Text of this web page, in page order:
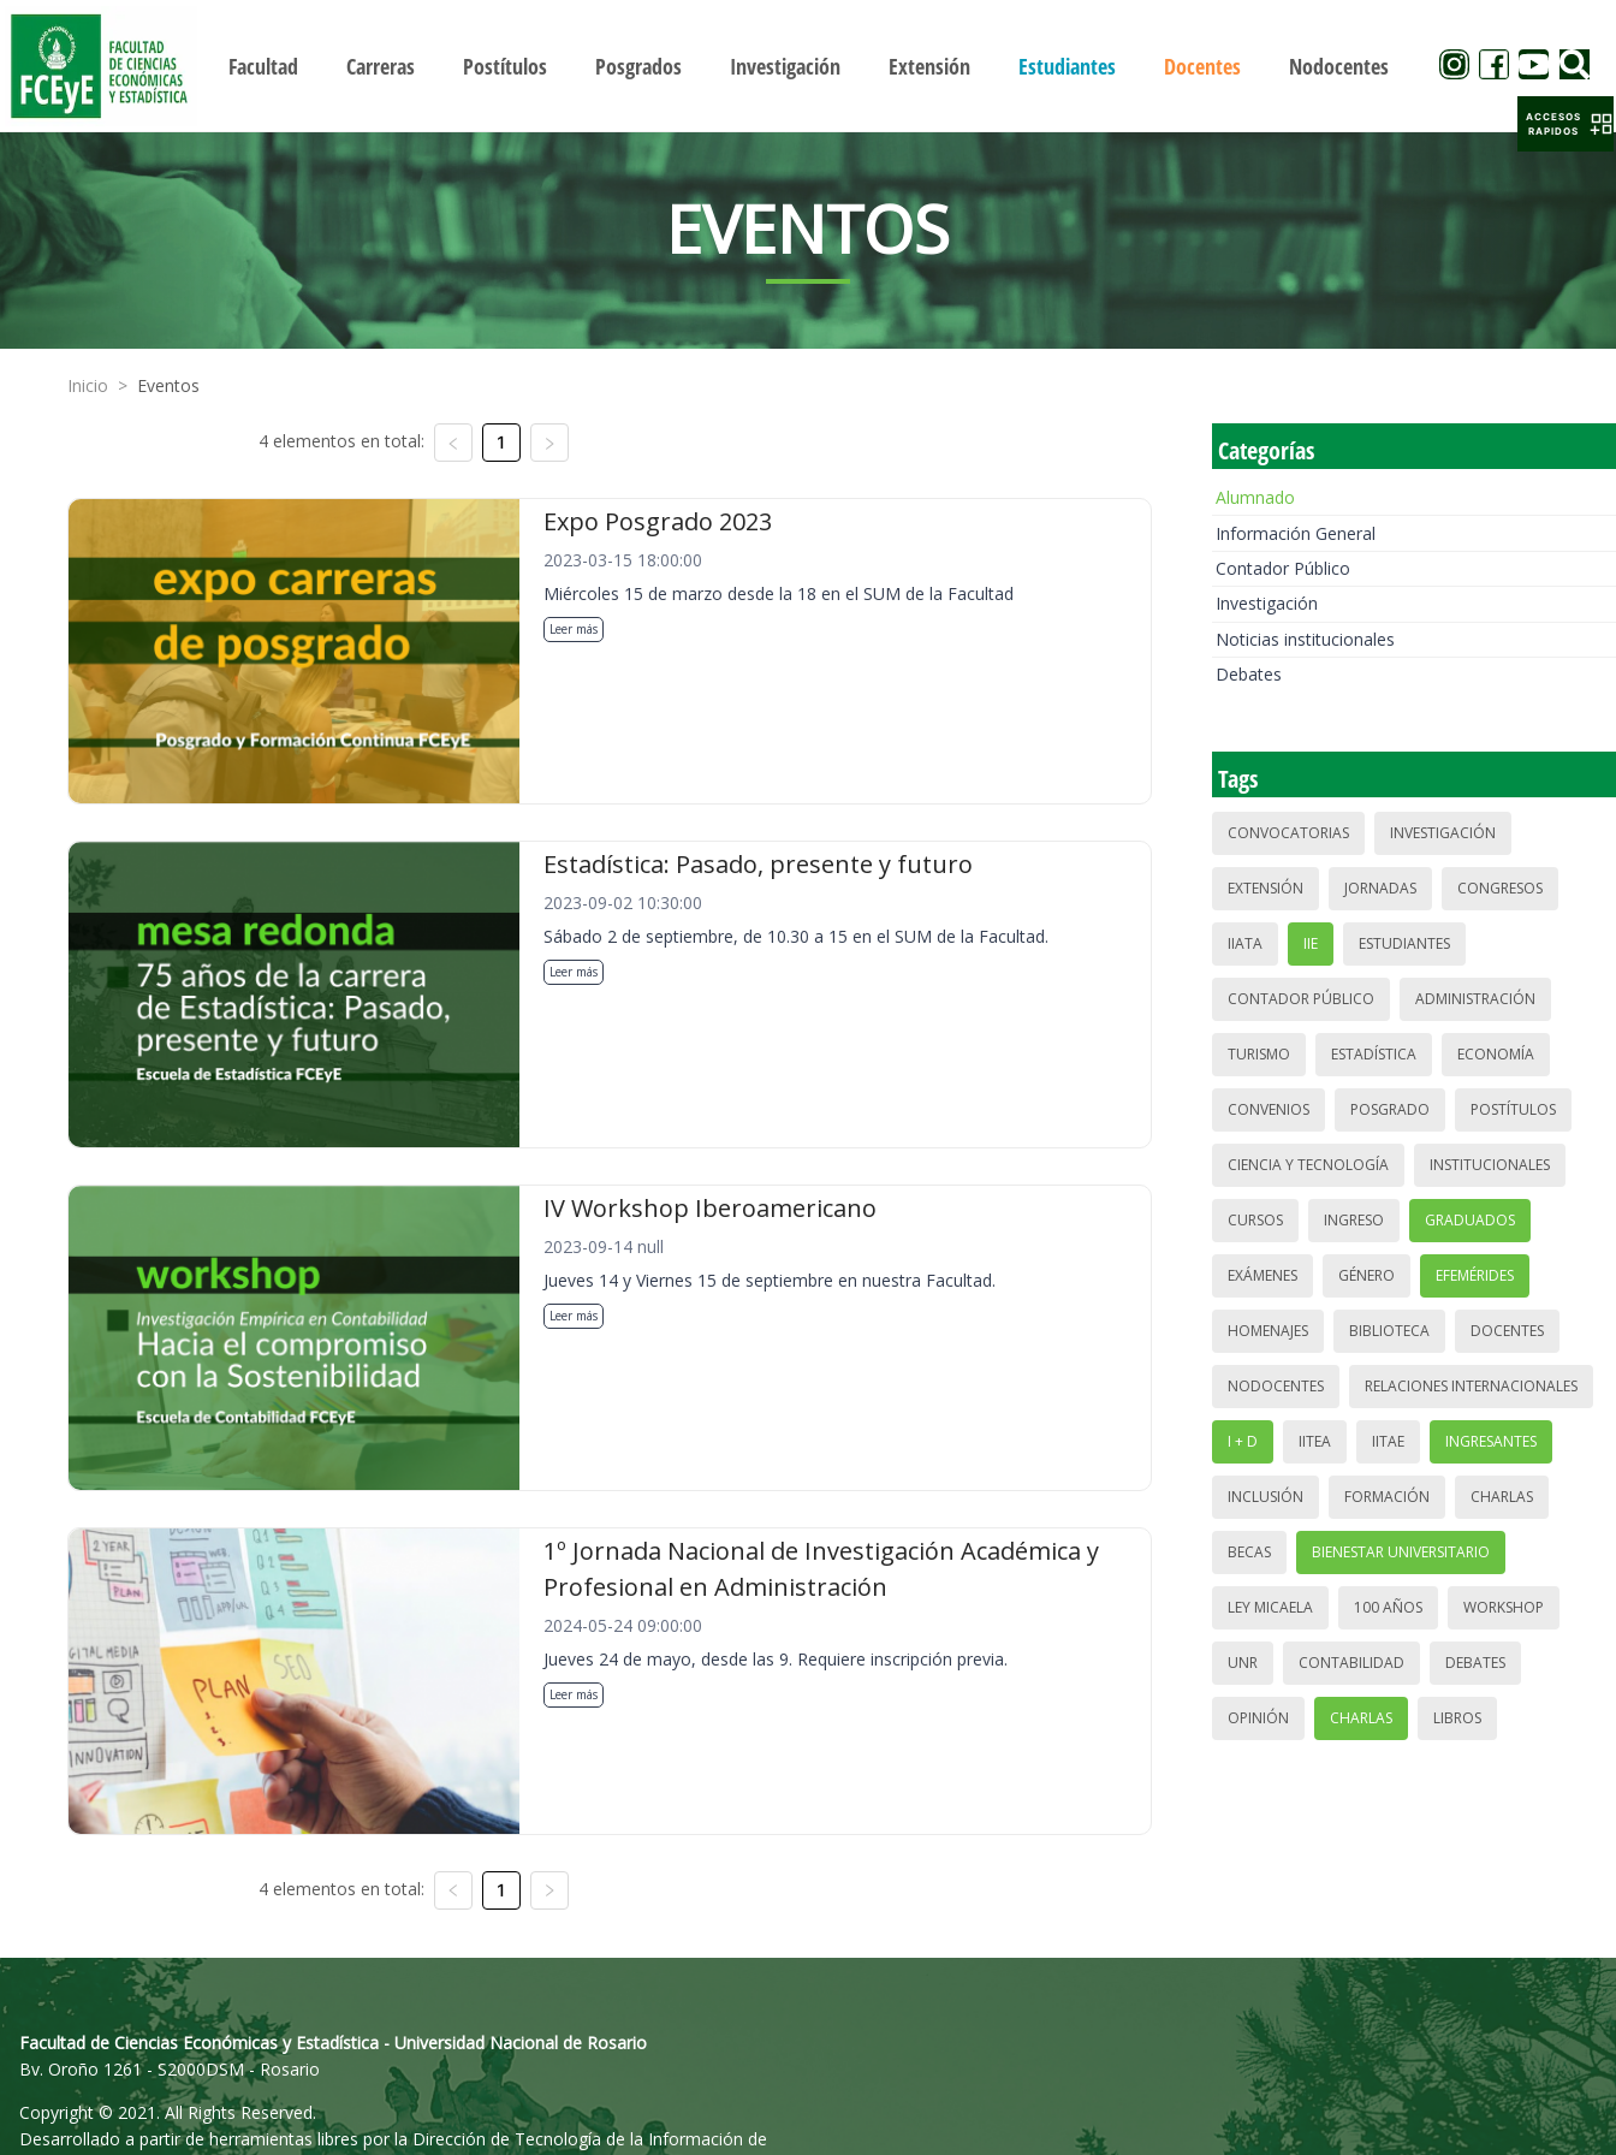
Facultad Carreras Postítulos Posgrados Investigación Extensión Estudiantes Docentes Nodocentes
EVENTOS
Inicio > Eventos
4 elementos en total: 1
Expo Posgrado 2023
2023-03-15 18:00:00
Miércoles 15 de marzo desde la 18 en el SUM de la Facultad
Leer más
Estadística: Pasado, presente y futuro
2023-09-02 10:30:00
Sábado 2 de septiembre, de 10.30 a 15 en el SUM de la Facultad.
Leer más
IV Workshop Iberoamericano
2023-09-14 null
Jueves 14 y Viernes 15 de septiembre en nuestra Facultad.
Leer más
1º Jornada Nacional de Investigación Académica y
Profesional en Administración
2024-05-24 09:00:00
Jueves 24 de mayo, desde las 9. Requiere inscripción previa.
Leer más
4 elementos en total: 1
Categorías
Alumnado
Información General
Contador Público
Investigación
Noticias institucionales
Debates
Tags
CONVOCATORIAS INVESTIGACIÓN
EXTENSIÓN JORNADAS CONGRESOS
IIATA IIE ESTUDIANTES
CONTADOR PÚBLICO ADMINISTRACIÓN
TURISMO ESTADÍSTICA ECONOMÍA
CONVENIOS POSGRADO POSTÍTULOS
CIENCIA Y TECNOLOGÍA INSTITUCIONALES
CURSOS INGRESO GRADUADOS
EXÁMENES GÉNERO EFEMÉRIDES
HOMENAJES BIBLIOTECA DOCENTES
NODOCENTES RELACIONES INTERNACIONALES
I + D IITEA IITAE INGRESANTES
INCLUSIÓN FORMACIÓN CHARLAS
BECAS BIENESTAR UNIVERSITARIO
LEY MICAELA 100 AÑOS WORKSHOP
UNR CONTABILIDAD DEBATES
OPINIÓN CHARLAS LIBROS
Facultad de Ciencias Económicas y Estadística - Universidad Nacional de Rosario
Bv. Oroño 1261 - S2000DSM - Rosario
Copyright © 2021. All Rights Reserved.
Desarrollado a partir de herramientas libres por la Dirección de Tecnología de la Información de
ACCESOS
RAPIDOS